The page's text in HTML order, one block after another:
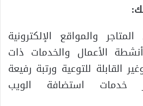
والمواقع الإلكترونية
الأعمال والخدمات ذات
القابلة للتوعية ورتبة رفيعة
خدمات استضافة الويب